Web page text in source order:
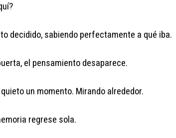
decidido, sabiendo perfectamente a qué iba.
el pensamiento desaparece.
un momento. Mirando alrededor.
regrese sola.